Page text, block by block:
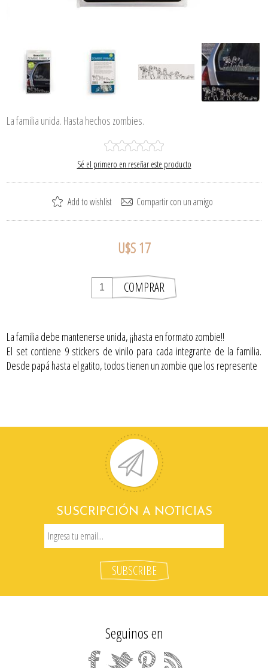
La familia unida. Hasta hechos zombies.
Sé el primero en reseñar este producto
U$S 17
La familia debe mantenerse unida, ¡¡hasta en formato zombie!!
El set contiene 9 stickers de vinilo para cada integrante de la familia.
Desde papá hasta el gatito, todos tienen un zombie que los represente
SUSCRIPCIÓN A NOTICIAS
Seguinos en